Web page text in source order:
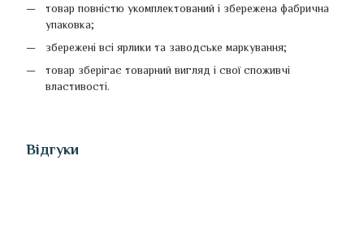
товар повністю укомплектований і збережена фабрична
упаковка;
збережені всі ярлики та заводське маркування;
товар зберігає товарний вигляд і свої споживчі
властивості.
Відгуки